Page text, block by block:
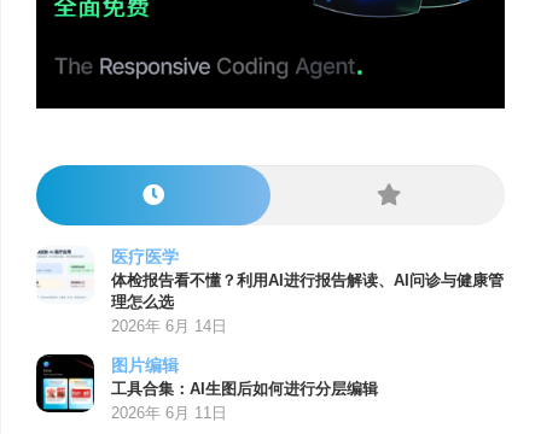
医疗医学
体检报告看不懂？利用AI进行报告解读、AI问诊与健康管
理怎么选
2026年 6月 14日
图片编辑
工具合集：AI生图后如何进行分层编辑
2026年 6月 11日